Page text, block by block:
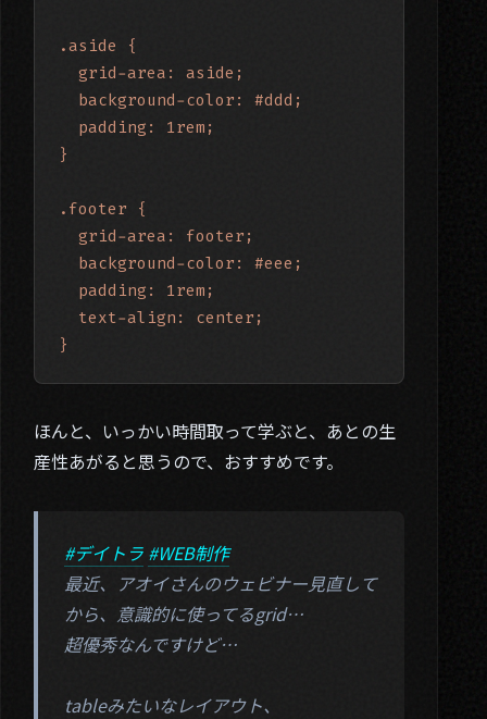
02. Works
03. Blog
Twitter
.aside {
}
.footer {
}
ほんと、いっかい時間取って学ぶと、あとの生
産性あがると思うので、おすすめです。
#デイトラ #WEB制作
最近、アオイさんのウェビナー見直して
から、意識的に使ってるgrid…
超優秀なんですけど…
tableみたいなレイアウト、